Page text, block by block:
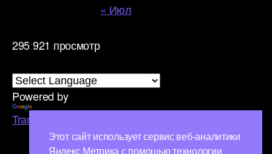
« Июл
295 921 просмотр
Powered by
Translate
Этот сайт использует сервис веб-аналитики
Яндекс Метрика с помощью технологии